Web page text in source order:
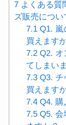
7よくある質
ズ販売につい
7.1 Q1. 嵐
買えます
7.2 Q2. オ
てしまい
7.3 Q3. チ
買えます
7.4 Q4. 購
7.5 Q5. 会